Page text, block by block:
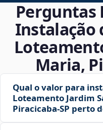
Perguntas
Instalação
Maria,
Qual o valor para
Loteamento Jardim
Piracicaba‑SP perto